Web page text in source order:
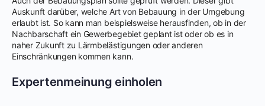
Auskunft darüber, welche Art von Bebauung in der Umgebung
erlaubt ist. So kann man beispielsweise herausfinden, ob in der
Nachbarschaft ein Gewerbegebiet geplant ist oder ob es in
naher Zukunft zu Lärmbelästigungen oder anderen
Einschränkungen kommen kann.
Expertenmeinung einholen